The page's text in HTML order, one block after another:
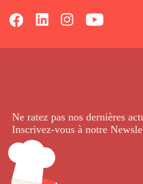
Ne ratez pas nos dernières
Inscrivez-vous à notre